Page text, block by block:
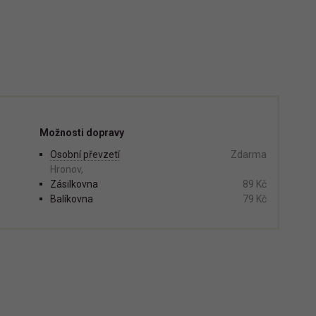
Možnosti dopravy
Osobní převzetí
Hronov,
Zdarma
Zásilkovna
89 Kč
Balíkovna
79 Kč